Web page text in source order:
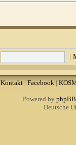
|
Kontakt| Facebook|
Powered by phpBB
Deutsche